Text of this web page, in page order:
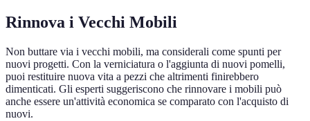
Rinnova i Vecchi Mobili
Non buttare via i vecchi mobili, ma considerali come spunti per
nuovi progetti. Con la verniciatura o l'aggiunta di nuovi pomelli,
puoi restituire nuova vita a pezzi che altrimenti finirebbero
dimenticati. Gli esperti suggeriscono che rinnovare i mobili può
anche essere un'attività economica se comparato con l'acquisto di
nuovi.